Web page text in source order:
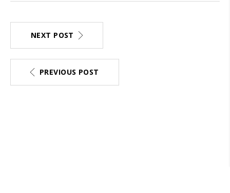
NEXT POST
PREVIOUS POST